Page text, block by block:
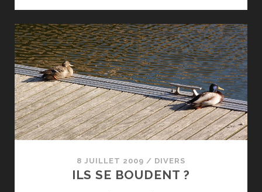
8 JUILLET 2009 / DIVERS
ILS SE BOUDENT ?